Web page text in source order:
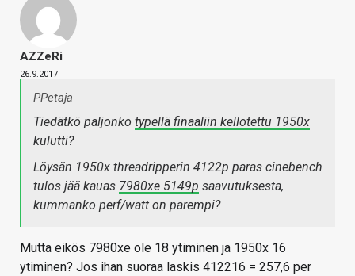
AZZeRi
26.9.2017
PPetaja
Tiedätkö paljonko typellä finaaliin kellotettu 1950x
kulutti?
Löysän 1950x threadripperin 4122p paras cinebench
tulos jää kauas 7980xe 5149p saavutuksesta,
kummanko perf/watt on parempi?
Mutta eikös 7980xe ole 18 ytiminen ja 1950x 16
ytiminen? Jos ihan suoraa laskis 412216 = 257,6 per